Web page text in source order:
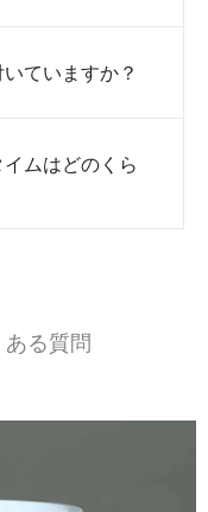
ていますか？
ムはどのくら
る質問